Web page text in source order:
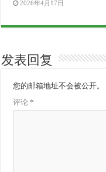
2026年4月17日
发表回复
您的邮箱地址不会被公开。
评论*